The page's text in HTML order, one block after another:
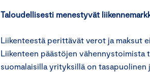
Taloudellisesti menestyvät
Liikenteestä perittävät verot ja maksut
Liikenteen päästöjen vähennystoimista
suomalaisilla yrityksillä on tasapuolinen